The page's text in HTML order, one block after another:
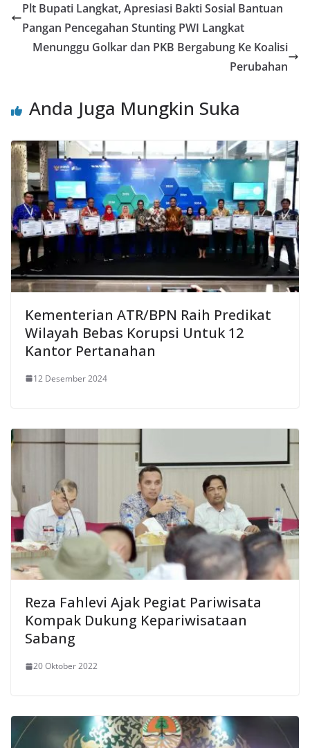
Plt Bupati Langkat, Apresiasi Bakti Sosial Bantuan
Pangan Pencegahan Stunting PWI Langkat
Menunggu Golkar dan PKB Bergabung Ke Koalisi
Perubahan
Anda Juga Mungkin Suka
Kementerian ATR/BPN Raih Predikat
Wilayah Bebas Korupsi Untuk 12
Kantor Pertanahan
12 Desember 2024
Reza Fahlevi Ajak Pegiat Pariwisata
Kompak Dukung Kepariwisataan
Sabang
20 Oktober 2022